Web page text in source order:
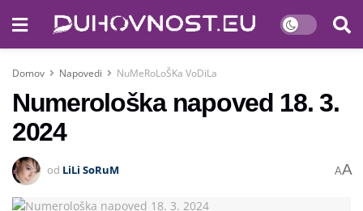
Domov Napovedi NuMeRoLoŠKa VoDiLa
Numerološka napoved 18. 3.
2024
od LiLi SoRuM AA